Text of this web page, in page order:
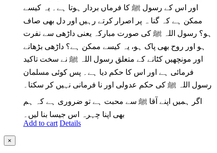
اور اس کے رسول ﷺ کا فرماں بردار ہوتا ہے۔ یہ کیسے
ممکن ہے کہ گنا ہ پر اصرار کرتے رہیں اور دل بھی صاف
ہو؟ رسول اللہ ﷺ کی صورت مبارکہ یعنی داڑھی سے نفرت
ہو اور روح بھی پاک ہو، یہ کیسے ممکن ہے؟ داڑھی بڑھانے
اور مونچھیں کٹانے کے متعلق رسول اللہ ﷺ نے سخت تاکید
فرمائی ہے اور اس کا حکم دیا ہے۔ پس کوئی مسلمان
رسول اللہ ﷺ کی حکم عدولی اور نا فرمانی نہیں کر سکتا۔
اگر ہمیں اپنے آقا ﷺ سے محبت ہے تو ضروری ہے کہ ہم
بھی اپنا چہرہ اس جیسا بنا لیں۔
Add to cart Details
Close
product
×